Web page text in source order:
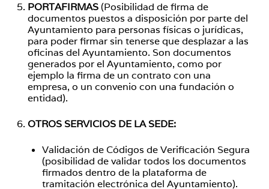
PORTAFIRMAS(Posibilidad de firma de
documentos puestos a disposición por parte del
Ayuntamiento para personas físicas o jurídicas,
para poder firmar sin tenerse que desplazar a las
oficinas del Ayuntamiento. Son documentos
generados por el Ayuntamiento, como por
ejemplo la firma de un contrato con una
empresa, o un convenio con una fundación o
entidad).
OTROS SERVICIOS DE LA SEDE:
Validación de Códigos de Verificación Segura
(posibilidad de validar todos los documentos
firmados dentro de la plataforma de
tramitación electrónica del Ayuntamiento).